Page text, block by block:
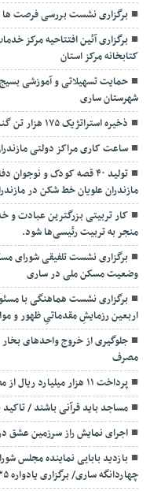
برگزاری نشست بررسی فرصت ها
برگزاری آئین افتتاحیه مرکز
کتابخانه مرکز استان
حمایت تسهیلاتی و آموزشی
شهرستان ساری
ذخیره استراتژیک ۱۷۵ هزار تن گندم در سیلوهای مازندران
ساعت کاری مراکز دولتی مازندران ۶ تا ۱۰ صبح می
تولید ۴۰ قصه کودک و
مازندران علویان خط شکن در
کار تربیتی بزرگترین عبادت
منجر به تربیت رئیسی‌ها شود.
برگزاری ‌نشست تلفیقی شورای
وضعیت مسکن ملی در ساری
برگزاری نشست هماهنگی با
اربعین رزمایشِ مقدماتیِ ظهور و
جلوگیری از خروج واحدهای بخار
مصرف
پرداخت ۱۱ هزار میلیارد ریال از مطالبات گندم کاران مازندرانی
مساجد باید قرآنی باشند /
اجرای نمایش راز سرزمین عشق
بازدید بابایی نماینده مجلس
چهاردانگه ساری/ برگزاری یادواره ۳۵ شهید والا مقام این بخش